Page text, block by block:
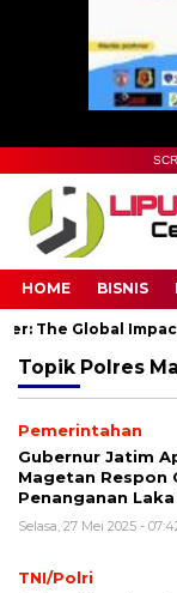
HOME BISNIS
The Global
Topik Polres
Pemerintahan
Gubernur Jatim
Magetan Respon
Penanganan
Selasa, 27 Mei 2025 -
TNI/Polri